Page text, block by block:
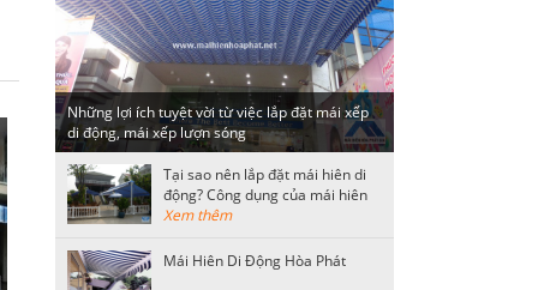
Những lợi ích tuyệt vời từ việc lắp đặt mái xếp
di động, mái xếp lượn sóng
Tại sao nên lắp đặt mái hiên di
động? Công dụng của mái hiên
di động
Xem thêm
Mái Hiên Di Động Hòa Phát